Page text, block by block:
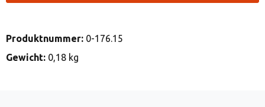
Produktnummer: 0-176.15
Gewicht: 0,18 kg